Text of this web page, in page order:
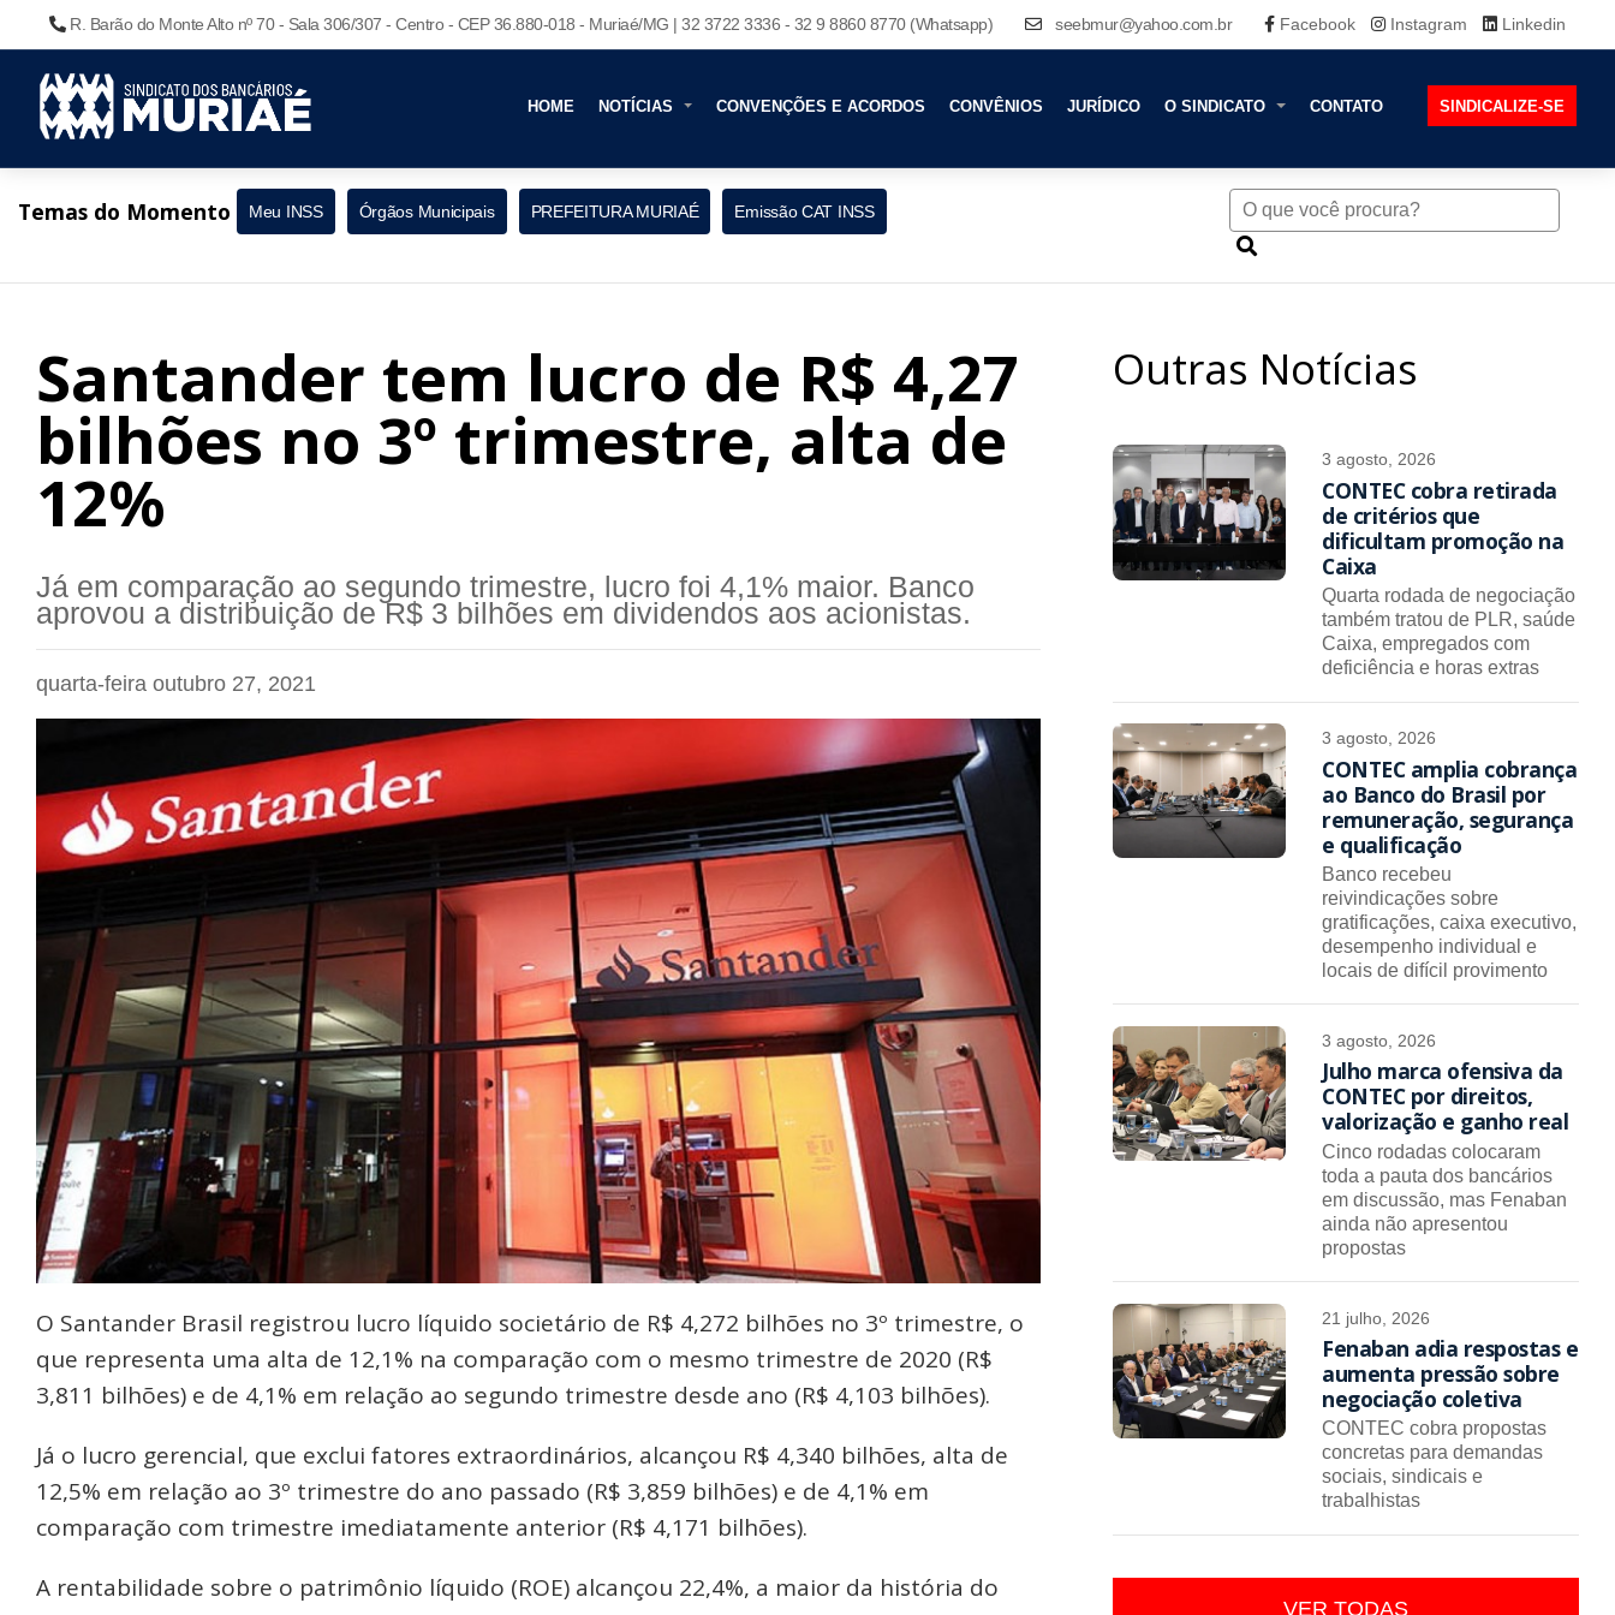
R. Barão do Monte Alto nº 70 - Sala 306/307 - Centro - CEP 36.880-018 - Muriaé/MG | 32 3722 3336 - 32 9 8860 8770 (Whatsapp) seebmur@yahoo.com.br Facebook Instagram Linkedin
HOME NOTÍCIAS CONVENÇÕES E ACORDOS CONVÊNIOS JURÍDICO O SINDICATO CONTATO SINDICALIZE-SE
Temas do Momento Meu INSS Órgãos Municipais PREFEITURA MURIAÉ Emissão CAT INSS
Santander tem lucro de R$ 4,27
bilhões no 3º trimestre, alta de
12%
Já em comparação ao segundo trimestre, lucro foi 4,1% maior. Banco
aprovou a distribuição de R$ 3 bilhões em dividendos aos acionistas.
quarta-feira outubro 27, 2021
O Santander Brasil registrou lucro líquido societário de R$ 4,272 bilhões no 3º trimestre, o
que representa uma alta de 12,1% na comparação com o mesmo trimestre de 2020 (R$
3,811 bilhões) e de 4,1% em relação ao segundo trimestre desde ano (R$ 4,103 bilhões).
Já o lucro gerencial, que exclui fatores extraordinários, alcançou R$ 4,340 bilhões, alta de
12,5% em relação ao 3º trimestre do ano passado (R$ 3,859 bilhões) e de 4,1% em
comparação com trimestre imediatamente anterior (R$ 4,171 bilhões).
A rentabilidade sobre o patrimônio líquido (ROE) alcançou 22,4%, a maior da história do
Outras Notícias
3 agosto, 2026
CONTEC cobra retirada
de critérios que
dificultam promoção na
Caixa
Quarta rodada de negociação
também tratou de PLR, saúde
Caixa, empregados com
deficiência e horas extras
3 agosto, 2026
CONTEC amplia cobrança
ao Banco do Brasil por
remuneração, segurança
e qualificação
Banco recebeu
reivindicações sobre
gratificações, caixa executivo,
desempenho individual e
locais de difícil provimento
3 agosto, 2026
Julho marca ofensiva da
CONTEC por direitos,
valorização e ganho real
Cinco rodadas colocaram
toda a pauta dos bancários
em discussão, mas Fenaban
ainda não apresentou
propostas
21 julho, 2026
Fenaban adia respostas e
aumenta pressão sobre
negociação coletiva
CONTEC cobra propostas
concretas para demandas
sociais, sindicais e
trabalhistas
VER TODAS